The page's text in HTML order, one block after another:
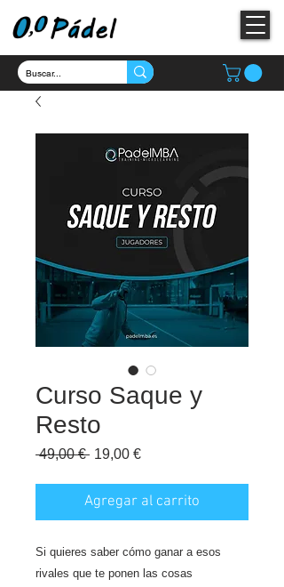
Curso Saque y
Resto
49,00 € Precio
19,00 €Precio
oferta
Agregar al carrito
Si quieres saber cómo ganar a esos
rivales que te ponen las cosas